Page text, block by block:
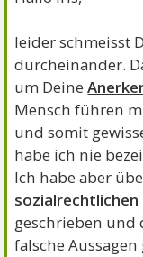
leider schmeisst
durcheinander.
um Deine
Mensch führen
und somit
habe ich nie
Ich habe aber
sozialrechtlichen
geschrieben und
falsche Aussagen